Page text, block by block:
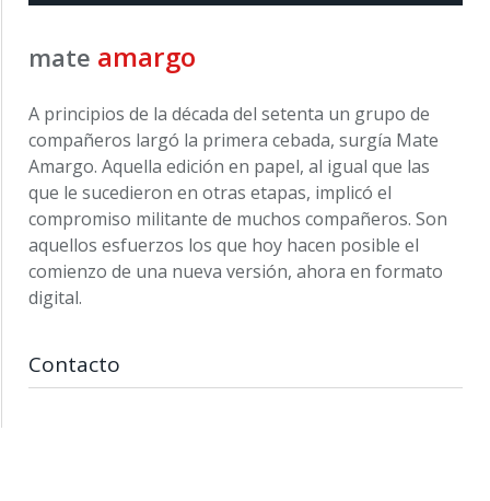
mate amargo
A principios de la década del setenta un grupo de
compañeros largó la primera cebada, surgía Mate
Amargo. Aquella edición en papel, al igual que las
que le sucedieron en otras etapas, implicó el
compromiso militante de muchos compañeros. Son
aquellos esfuerzos los que hoy hacen posible el
comienzo de una nueva versión, ahora en formato
digital.
Contacto